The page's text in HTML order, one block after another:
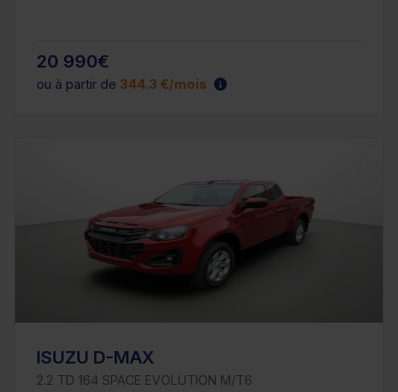
20 990€
ou à partir de 344.3 €/mois
ISUZU D-MAX
2.2 TD 164 SPACE EVOLUTION M/T6